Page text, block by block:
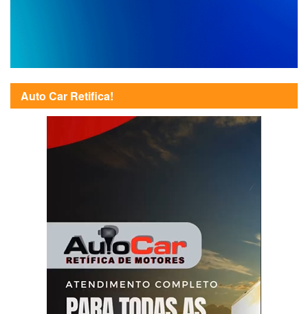
Auto Car Retifica!